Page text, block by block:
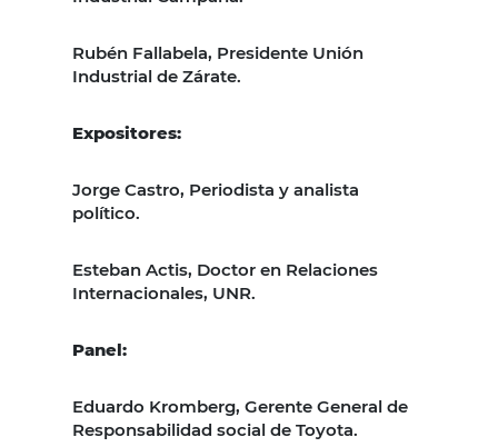
Rubén Fallabela, Presidente Unión
Industrial de Zárate.
Expositores:
Jorge Castro, Periodista y analista
político.
Esteban Actis, Doctor en Relaciones
Internacionales, UNR.
Panel:
Eduardo Kromberg, Gerente General de
Responsabilidad social de Toyota.